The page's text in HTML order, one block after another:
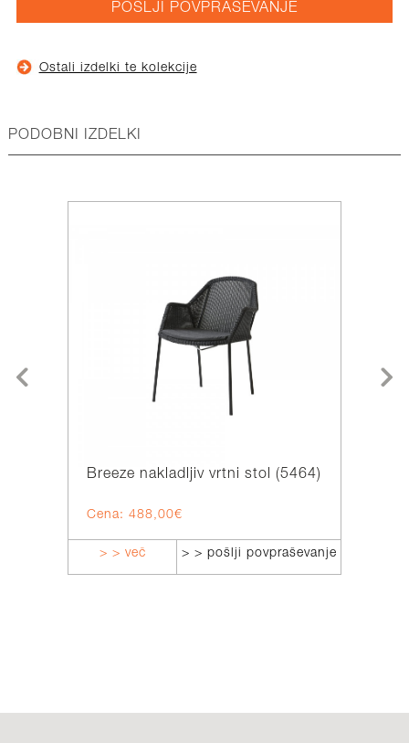
POŠLJI POVPRAŠEVANJE
Ostali izdelki te kolekcije
PODOBNI IZDELKI
Breeze nakladljiv vrtni stol (5464)
Cena: 488,00€
> > več > > pošlji povpraševanje